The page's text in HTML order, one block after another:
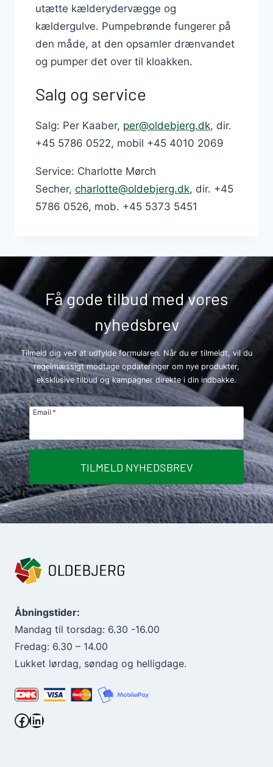
utætte kælderydervægge og
kældergulve. Pumpebrønde fungerer på
den måde, at den opsamler drænvandet
og pumper det over til kloakken.
Salg og service
Salg: Per Kaaber, per@oldebjerg.dk, dir.
+45 5786 0522, mobil +45 4010 2069
Service: Charlotte Mørch
Secher, charlotte@oldebjerg.dk, dir. +45
5786 0526, mob. +45 5373 5451
Få gode tilbud med vores
nyhedsbrev
Tilmeld dig ved at udfylde formularen. Når du er tilmeldt, vil du
regelmæssigt modtage opdateringer om nye produkter,
eksklusive tilbud og kampagner direkte i din indbakke.
Email *
TILMELD NYHEDSBREV
Åbningstider:
Mandag til torsdag: 6.30 -16.00
Fredag: 6.30 – 14.00
Lukket lørdag, søndag og helligdage.
Facebook.
LinkedIn.